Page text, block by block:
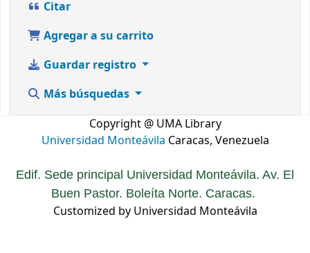
Citar
Agregar a su carrito
Guardar registro
Más búsquedas
Copyright @ UMA Library
Universidad Monteávila Caracas, Venezuela
Edif. Sede principal Universidad Monteávila. Av. El
Buen Pastor. Boleíta Norte. Caracas.
Customized by Universidad Monteávila